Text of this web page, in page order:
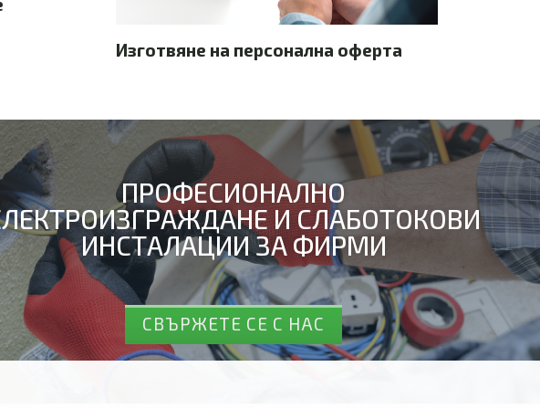
Изготвяне на персонална оферта
ПРОФЕСИОНАЛНО
И СЛАБОТОКОВИ
ИНСТАЛАЦИИ ЗА ФИРМИ
СВЪРЖЕТЕ СЕ С НАС